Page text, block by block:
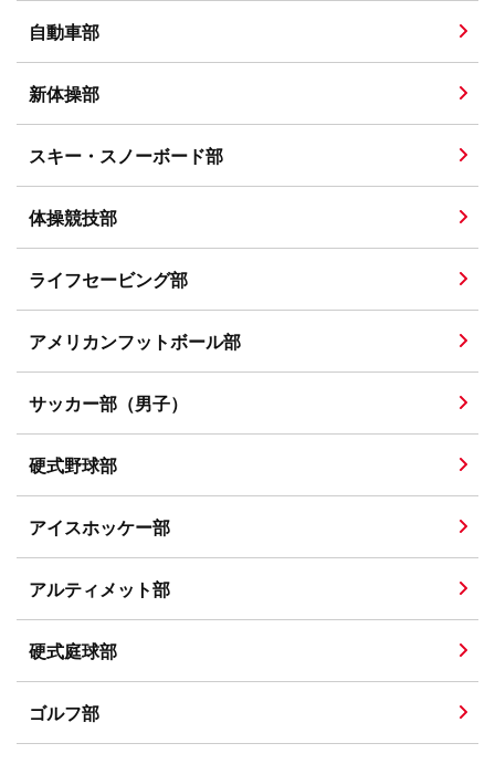
自動車部
新体操部
スキー・スノーボード部
体操競技部
ライフセービング部
アメリカンフットボール部
サッカー部（男子）
硬式野球部
アイスホッケー部
アルティメット部
硬式庭球部
ゴルフ部